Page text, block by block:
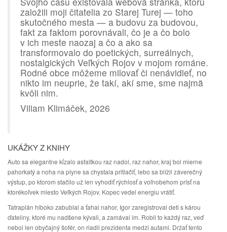
založili moji čitatelia zo Starej Turej — toho
skutočného mesta — a budovu za budovou,
fakt za faktom porovnávali, čo je a čo bolo
v ich meste naozaj a čo a ako sa
transformovalo do poetických, surreálnych,
nostalgických Veľkých Rojov v mojom románe.
Rodné obce môžeme milovať či nenávidieť, no
nikto im neuprie, že takí, akí sme, sme najmä
kvôli nim.
Viliam Klimáček, 2026
UKÁŽKY Z KNIHY
Auto sa elegantne kĺzalo asfaltkou raz nadol, raz nahor, kraj bol mierne
pahorkatý a noha na plyne sa chystala pritlačiť, lebo sa blížil záverečný
výstup, po ktorom stačilo už len vyhodiť rýchlosť a voľnobehom prísť na
ktorékoľvek miesto Veľkých Rojov. Kopec vedel energiu vrátiť.
Tatraplán hlboko zabublal a ťahal nahor, Igor zaregistroval deti s károu
ďateliny, ktoré mu nadšene kývali, a zamával im. Robil to každý raz, veď
nebol len obyčajný šofér, on riadil prezidenta medzi autami. Držať tento